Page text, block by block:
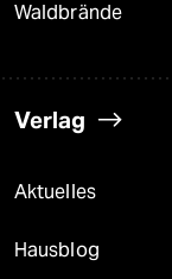
Waldbrände
Verlag
Aktuelles
Hausblog